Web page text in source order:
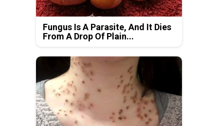
Fungus Is A Parasite, And It Dies
From A Drop Of Plain...